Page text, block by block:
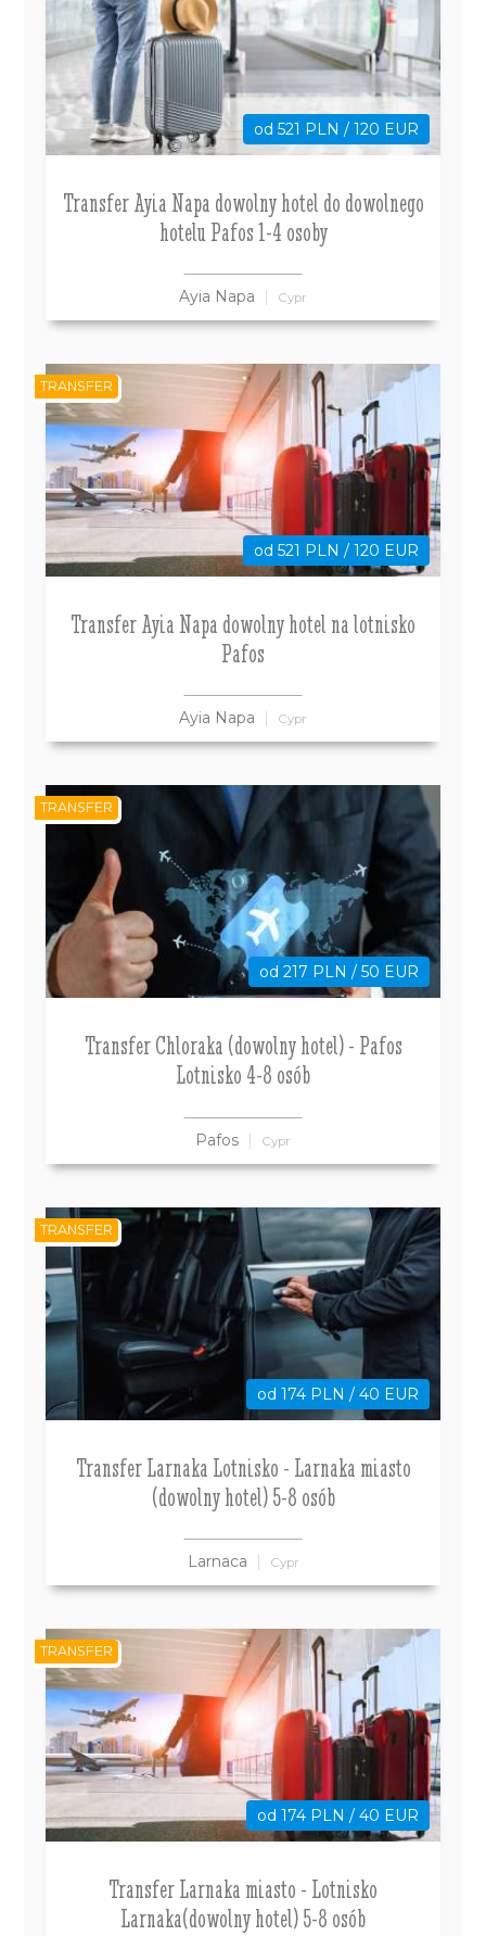
od 521 PLN / 120 EUR
Transfer Ayia Napa dowolny hotel do dowolnego
hotelu Pafos 1-4 osoby
Ayia Napa Cypr
od 521 PLN / 120 EUR
Transfer Ayia Napa dowolny hotel na lotnisko
Pafos
Ayia Napa Cypr
TRANSFER
od 217 PLN / 50 EUR
Transfer Chloraka (dowolny hotel) - Pafos
Lotnisko 4-8 osób
Pafos Cypr
TRANSFER
od 174 PLN / 40 EUR
Transfer Larnaka Lotnisko - Larnaka miasto
(dowolny hotel) 5-8 osób
Larnaca Cypr
TRANSFER
od 174 PLN / 40 EUR
Transfer Larnaka miasto - Lotnisko
Larnaka(dowolny hotel) 5-8 osób
TRANSFER